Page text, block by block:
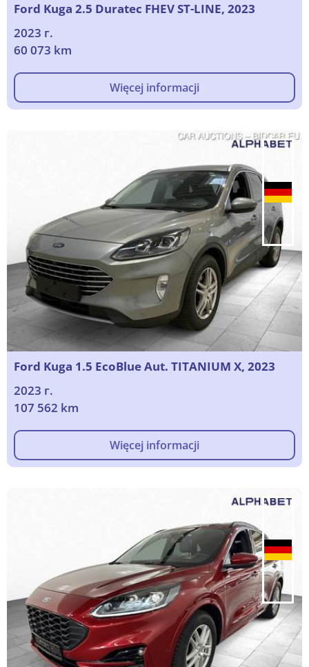
Ford Kuga 2.5 Duratec FHEV ST-LINE, 2023
2023 г.
60 073 km
Więcej informacji
Ford Kuga 1.5 EcoBlue Aut. TITANIUM X, 2023
2023 г.
107 562 km
Więcej informacji